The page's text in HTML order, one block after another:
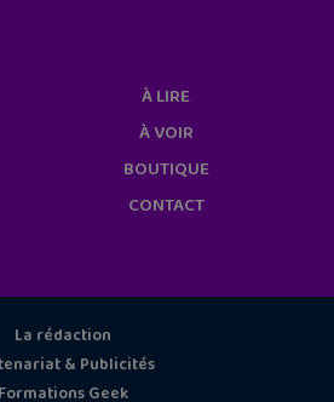
À LIRE
À VOIR
BOUTIQUE
CONTACT
La rédaction
& Publicités
Formations Geek